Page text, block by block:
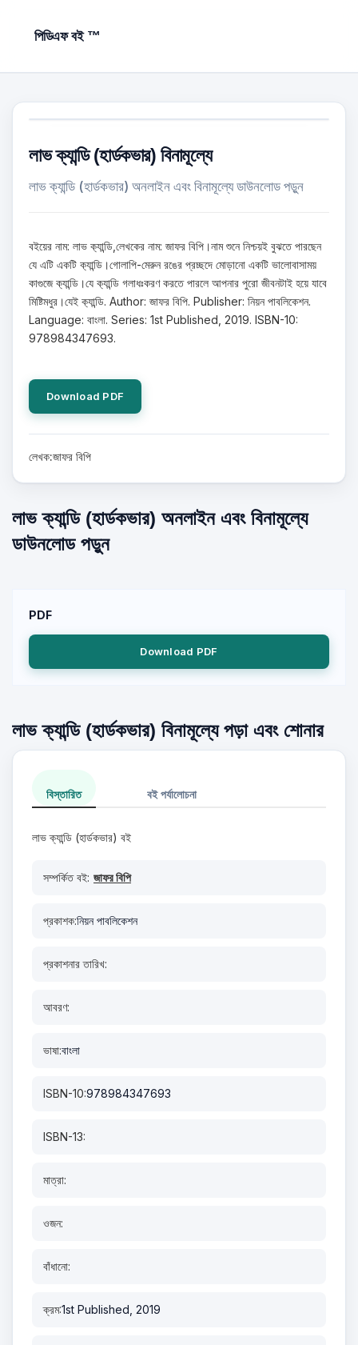
পিডিএফ বই ™
লাভ ক্যান্ডি (হার্ডকভার) বিনামূল্যে
লাভ ক্যান্ডি (হার্ডকভার) অনলাইন এবং বিনামূল্যে ডাউনলোড পড়ুন
বইয়ের নাম: লাভ ক‍্যান্ডি,লেখকের নাম: জাফর বিপি।নাম শুনে নিশ্চয়ই বুঝতে পারছেন
যে এটি একটি ক‍্যান্ডি।গোলাপি-মেরুন রঙের প্রচ্ছদে মোড়ানো একটি ভালোবাসাময়
কাগুজে ক‍্যান্ডি।যে ক‍্যান্ডি গলাধঃকরণ করতে পারলে আপনার পুরো জীবনটাই হয়ে যাবে
মিষ্টিমধুর।যেই ক‍্যান্ডি. Author: জাফর বিপি. Publisher: নিয়ন পাবলিকেশন.
Language: বাংলা. Series: 1st Published, 2019. ISBN-10:
978984347693.
Download PDF
লেখক:জাফর বিপি
লাভ ক্যান্ডি (হার্ডকভার) অনলাইন এবং বিনামূল্যে
ডাউনলোড পড়ুন
PDF
Download PDF
লাভ ক্যান্ডি (হার্ডকভার) বিনামূল্যে পড়া এবং শোনার
বিস্তারিত বই পর্যালোচনা
লাভ ক্যান্ডি (হার্ডকভার) বই
সম্পর্কিত বই: জাফর বিপি
প্রকাশক:নিয়ন পাবলিকেশন
প্রকাশনার তারিখ:
আবরণ:
ভাষা:বাংলা
ISBN-10:978984347693
ISBN-13:
মাত্রা:
ওজন:
বাঁধানো:
ক্রম:1st Published, 2019